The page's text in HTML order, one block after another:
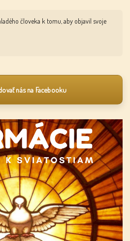
človeka k tomu, aby objavil svoje
nás na Facebooku